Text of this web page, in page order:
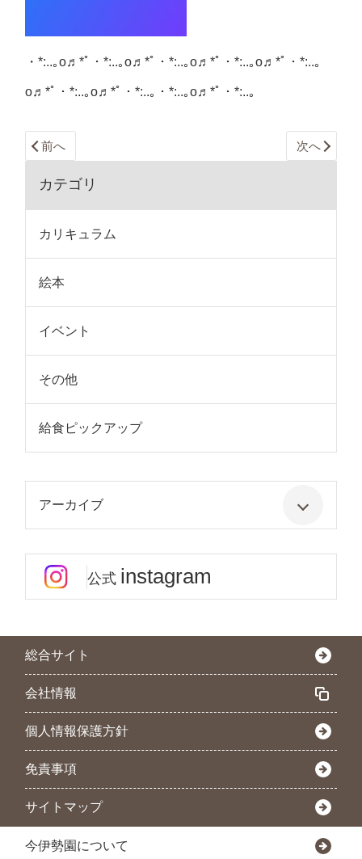
・*:..｡o♬*ﾟ・*:..｡o♬*ﾟ・*:..｡o♬*ﾟ・*:..｡o♬*ﾟ・*:..｡
o♬*ﾟ・*:..｡o♬*ﾟ・*:..｡・*:..｡o♬*ﾟ・*:..｡
前へ 次へ
カテゴリ
カリキュラム
絵本
イベント
その他
給食ピックアップ
アーカイブ
公式 instagram
総合サイト
会社情報
個人情報保護方針
免責事項
サイトマップ
今伊勢園について